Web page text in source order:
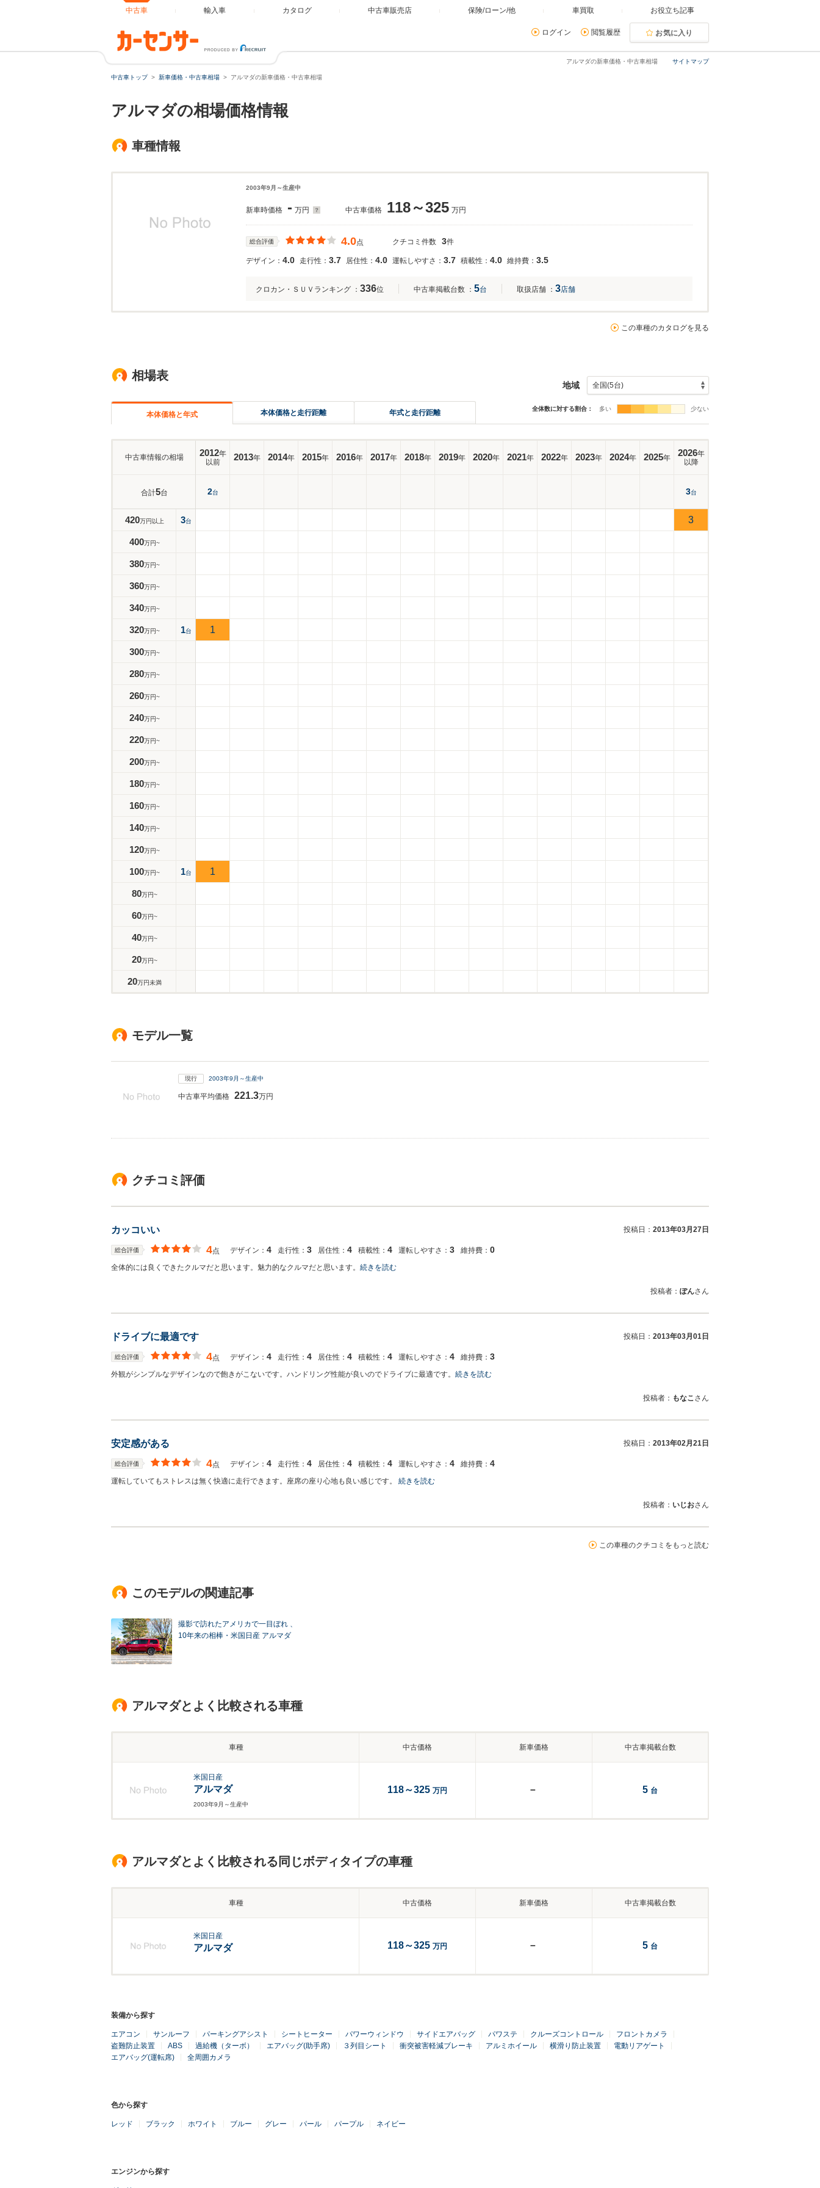
中古車 輸入車 カタログ 中古車販売店 保険/ローン/他 車買取 お役立ち記事
ログイン 閲覧履歴 お気に入り
サイトマップ
アルマダの新車価格・中古車相場
中古車トップ 新車価格・中古車相場 アルマダの新車価格・中古車相場
アルマダの相場価格情報
車種情報
2003年9月～生産中
新車時価格 - 万円 中古車価格 118～325 万円
総合評価 4.0点 クチコミ件数 3件
デザイン： 4.0 走行性： 3.7 居住性： 4.0 運転しやすさ： 3.7 積載性： 4.0 維持費： 3.5
クロカン・ＳＵＶランキング ： 336位 中古車掲載台数 ： 5台 取扱店舗 ： 3店舗
この車種のカタログを見る
相場表
本体価格と年式 本体価格と走行距離 年式と走行距離
地域
全体数に対する割合： 多い 少ない
中古車情報の相場 2012年
以前
2013年 2014年 2015年 2016年 2017年 2018年 2019年 2020年 2021年 2022年 2023年 2024年 2025年 2026年
以降
合計5台 2台 3台
420万円以上 3台 3
400万円~
380万円~
360万円~
340万円~
320万円~ 1台 1
300万円~
280万円~
260万円~
240万円~
220万円~
200万円~
180万円~
160万円~
140万円~
120万円~
100万円~ 1台 1
80万円~
60万円~
40万円~
20万円~
20万円未満
モデル一覧
現行 2003年9月～生産中
中古車平均価格 221.3万円
クチコミ評価
カッコいい 投稿日： 2013年03月27日
総合評価 4点 デザイン： 4 走行性： 3 居住性： 4 積載性： 4 運転しやすさ： 3 維持費： 0
全体的には良くできたクルマだと思います。魅力的なクルマだと思います。 続きを読む
投稿者： ぽんさん
ドライブに最適です 投稿日： 2013年03月01日
総合評価 4点 デザイン： 4 走行性： 4 居住性： 4 積載性： 4 運転しやすさ： 4 維持費： 3
外観がシンプルなデザインなので飽きがこないです。ハンドリング性能が良いのでドライブに最適です。 続きを読む
投稿者： もなこさん
安定感がある 投稿日： 2013年02月21日
総合評価 4点 デザイン： 4 走行性： 4 居住性： 4 積載性： 4 運転しやすさ： 4 維持費： 4
運転していてもストレスは無く快適に走行できます。座席の座り心地も良い感じです。 続きを読む
投稿者： いじおさん
この車種のクチコミをもっと読む
このモデルの関連記事
撮影で訪れたアメリカで一目ぼれ 、
10年来の相棒・米国日産 アルマダ
アルマダとよく比較される車種
車種 中古価格 新車価格 中古車掲載台数
米国日産
アルマダ
2003年9月～生産中
118～325 万円 － 5 台
アルマダとよく比較される同じボディタイプの車種
車種 中古価格 新車価格 中古車掲載台数
米国日産
アルマダ 118～325 万円 － 5 台
装備から探す
エアコン サンルーフ パーキングアシスト シートヒーター パワーウィンドウ サイドエアバッグ パワステ クルーズコントロール
フロントカメラ
盗難防止装置
ABS 過給機（ターボ） エアバッグ(助手席) ３列目シート 衝突被害軽減ブレーキ アルミホイール 横滑り防止装置
電動リアゲート
エアバッグ(運転席)
全周囲カメラ
色から探す
レッド ブラック ホワイト ブルー グレー パール パープル ネイビー
エンジンから探す